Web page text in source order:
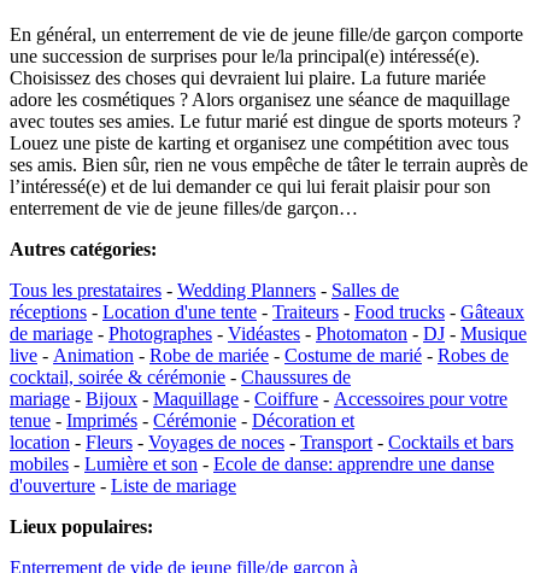
En général, un enterrement de vie de jeune fille/de garçon comporte
une succession de surprises pour le/la principal(e) intéressé(e).
Choisissez des choses qui devraient lui plaire. La future mariée
adore les cosmétiques ? Alors organisez une séance de maquillage
avec toutes ses amies. Le futur marié est dingue de sports moteurs ?
Louez une piste de karting et organisez une compétition avec tous
ses amis. Bien sûr, rien ne vous empêche de tâter le terrain auprès de
l’intéressé(e) et de lui demander ce qui lui ferait plaisir pour son
enterrement de vie de jeune filles/de garçon…
Autres catégories:
Tous les prestataires - Wedding Planners - Salles de
réceptions - Location d'une tente - Traiteurs - Food trucks - Gâteaux
de mariage - Photographes - Vidéastes - Photomaton - DJ - Musique
live - Animation - Robe de mariée - Costume de marié - Robes de
cocktail, soirée & cérémonie - Chaussures de
mariage - Bijoux - Maquillage - Coiffure - Accessoires pour votre
tenue - Imprimés - Cérémonie - Décoration et
location - Fleurs - Voyages de noces - Transport - Cocktails et bars
mobiles - Lumière et son - Ecole de danse: apprendre une danse
d'ouverture - Liste de mariage
Lieux populaires:
Enterrement de vide de jeune fille/de garçon à